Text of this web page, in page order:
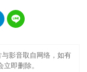
与影音取自网络，如有
即删除。